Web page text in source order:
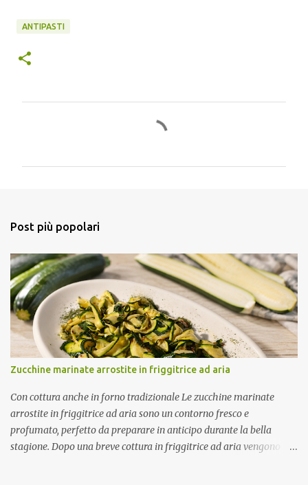
ANTIPASTI
i
Post più popolari
Zucchine marinate arrostite in friggitrice ad aria
Con cottura anche in forno tradizionale Le zucchine marinate
arrostite in friggitrice ad aria sono un contorno fresco e
profumato, perfetto da preparare in anticipo durante la bella
stagione. Dopo una breve cottura in friggitrice ad aria vengono